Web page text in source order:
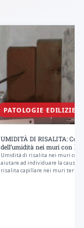
PATOLOGIE EDILIZIE
UMIDITÀ DI RISALITA:
dell’umidità nei muri con la
Umidità di risalita nei muri
aiutare ad individuare la causa
risalita capillare nei muri